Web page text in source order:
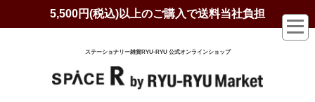
5,500円(税込)以上のご購入で送料当社負担
ステーショナリー雑貨RYU-RYU 公式オンラインショップ